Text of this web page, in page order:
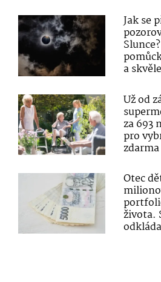
Jak se
a
Už od
za 693
pro
zdarma
Otec
života.